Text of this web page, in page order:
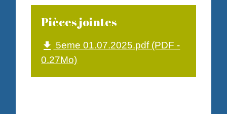
Pièces jointes
file_download 5eme 01.07.2025.pdf (PDF -
0.27Mo)